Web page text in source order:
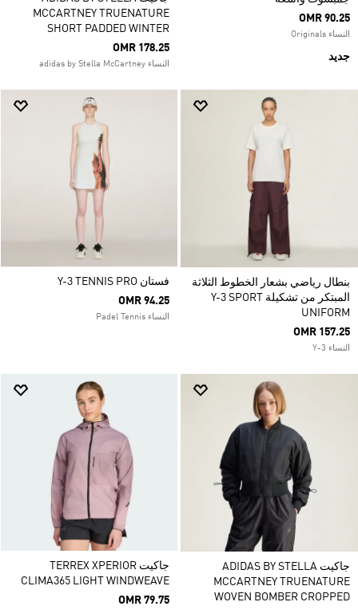
OMR 90.25
النساء Originals
جديد
MCCARTNEY TRUENATURE
SHORT PADDED WINTER
OMR 178.25
النساء adidas by Stella McCartney
بنطال رياضي بشعار الخطوط الثلاثة
المبتكر من تشكيلة Y-3 SPORT
UNIFORM
OMR 157.25
النساء Y-3
فستان Y-3 TENNIS PRO
OMR 94.25
النساء Padel Tennis
جاكيت ADIDAS BY STELLA
MCCARTNEY TRUENATURE
WOVEN BOMBER CROPPED
جاكيت TERREX XPERIOR
CLIMA365 LIGHT WINDWEAVE
OMR 79.75